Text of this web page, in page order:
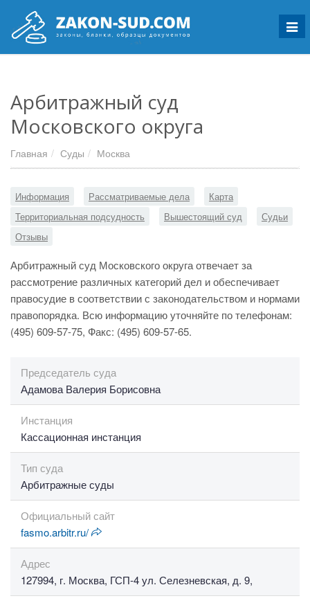
Арбитражный суд
Московского округа
Главная Суды Москва
Информация Рассматриваемые дела
Карта
Территориальная подсудность
Вышестоящий суд
Судьи
Отзывы
Арбитражный суд Московского округа отвечает за
рассмотрение различных категорий дел и обеспечивает
правосудие в соответствии с законодательством и нормами
правопорядка. Всю информацию уточняйте по телефонам:
(495) 609-57-75, Факс: (495) 609-57-65.
Председатель суда
Адамова Валерия Борисовна
Инстанция
Кассационная инстанция
Тип суда
Арбитражные суды
Официальный сайт
fasmo.arbitr.ru/
Адрес
127994, г. Москва, ГСП-4 ул. Селезневская, д. 9,